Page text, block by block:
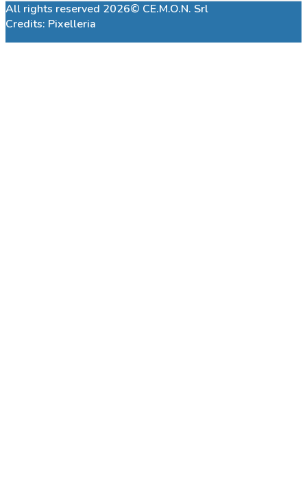
All rights reserved 2026© CE.M.O.N. Srl
Credits: Pixelleria